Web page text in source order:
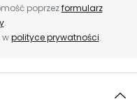
poprzezformularz
.
wpolityce prywatności.